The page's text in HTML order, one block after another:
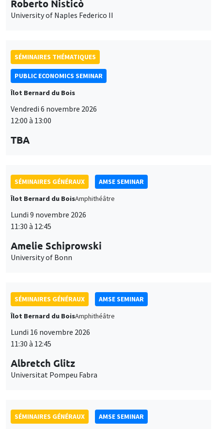
PUBLIC ECONOMICS SEMINAR
Îlot Bernard du Bois
Vendredi 6 novembre 2026
12:00 à 13:00
TBA
Îlot Bernard du BoisAmphithéâtre
Lundi 9 novembre 2026
11:30 à 12:45
Amelie Schiprowski
University of Bonn
Îlot Bernard du BoisAmphithéâtre
Lundi 16 novembre 2026
11:30 à 12:45
Albretch Glitz
Universitat Pompeu Fabra
Îlot Bernard du BoisAmphithéâtre
des
personnelles
et
des
cookies
Ce site utilise des cookies et des services tiers pour garantir son bon
contenus multimédias. Vous êtes libre d’accepter, de refuser ou de
politique de confidentialité.
Personnaliser